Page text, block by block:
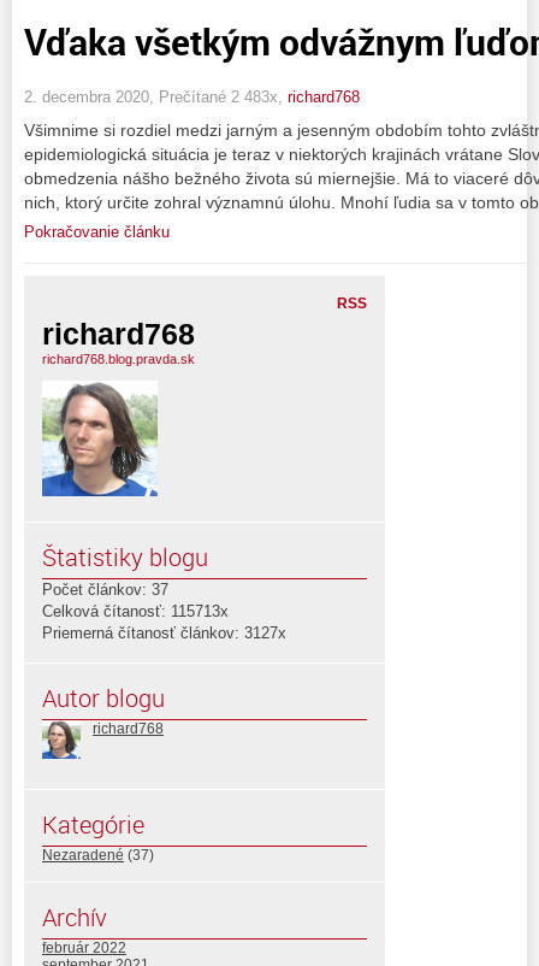
Vďaka všetkým odvážnym
2. decembra 2020, Prečítané 2 483x, richard768
Všimnime si rozdiel medzi jarným a jesenným obdobím tohto
epidemiologická situácia je teraz v niektorých krajinách vrátane
obmedzenia nášho bežného života sú miernejšie. Má to viaceré
nich, ktorý určite zohral významnú úlohu. Mnohí ľudia sa v tomto
Pokračovanie článku
RSS
richard768
richard768.blog.pravda.sk
Štatistiky blogu
Počet článkov: 37
Celková čítanosť: 115713x
Priemerná čítanosť článkov: 3127x
Autor blogu
richard768
Kategórie
Nezaradené (37)
Archív
február 2022